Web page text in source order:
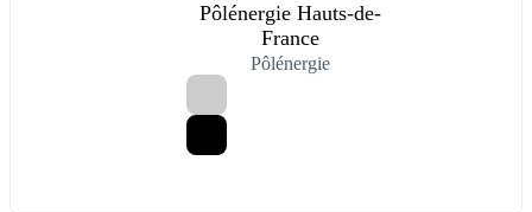
Pôlénergie Hauts-de-
France
Pôlénergie